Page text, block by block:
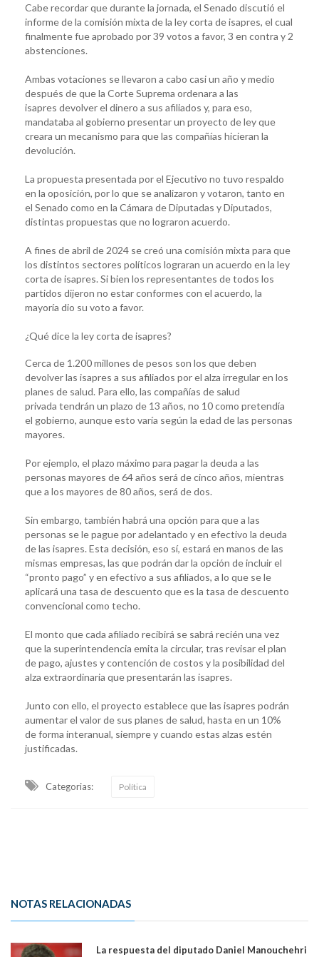
Cabe recordar que durante la jornada, el Senado discutió el
informe de la comisión mixta de la ley corta de isapres, el cual
finalmente fue aprobado por 39 votos a favor, 3 en contra y 2
abstenciones.
Ambas votaciones se llevaron a cabo casi un año y medio
después de que la Corte Suprema ordenara a las
isapres devolver el dinero a sus afiliados y, para eso,
mandataba al gobierno presentar un proyecto de ley que
creara un mecanismo para que las compañías hicieran la
devolución.
La propuesta presentada por el Ejecutivo no tuvo respaldo
en la oposición, por lo que se analizaron y votaron, tanto en
el Senado como en la Cámara de Diputadas y Diputados,
distintas propuestas que no lograron acuerdo.
A fines de abril de 2024 se creó una comisión mixta para que
los distintos sectores políticos lograran un acuerdo en la ley
corta de isapres. Si bien los representantes de todos los
partidos dijeron no estar conformes con el acuerdo, la
mayoría dio su voto a favor.
¿Qué dice la ley corta de isapres?
Cerca de 1.200 millones de pesos son los que deben
devolver las isapres a sus afiliados por el alza irregular en los
planes de salud. Para ello, las compañías de salud
privada tendrán un plazo de 13 años, no 10 como pretendía
el gobierno, aunque esto varía según la edad de las personas
mayores.
Por ejemplo, el plazo máximo para pagar la deuda a las
personas mayores de 64 años será de cinco años, mientras
que a los mayores de 80 años, será de dos.
Sin embargo, también habrá una opción para que a las
personas se le pague por adelantado y en efectivo la deuda
de las isapres. Esta decisión, eso sí, estará en manos de las
mismas empresas, las que podrán dar la opción de incluir el
“pronto pago” y en efectivo a sus afiliados, a lo que se le
aplicará una tasa de descuento que es la tasa de descuento
convencional como techo.
El monto que cada afiliado recibirá se sabrá recién una vez
que la superintendencia emita la circular, tras revisar el plan
de pago, ajustes y contención de costos y la posibilidad del
alza extraordinaria que presentarán las isapres.
Junto con ello, el proyecto establece que las isapres podrán
aumentar el valor de sus planes de salud, hasta en un 10%
de forma interanual, siempre y cuando estas alzas estén
justificadas.
Categorias: Política
NOTAS RELACIONADAS
La respuesta del diputado Daniel Manouchehri